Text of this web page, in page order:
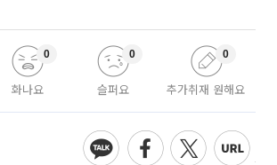
화나요
0
슬퍼요
0
추가취재 원해요
0